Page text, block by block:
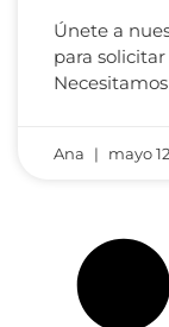
Únete a
para
Ana mayo